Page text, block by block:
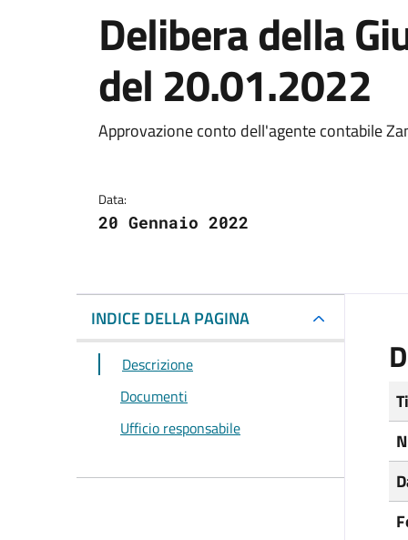
Delibera della
del 20.01.2022
Dettagli del
Approvazione conto dell'agente contabile
Data:
20 Gennaio 2022
INDICE DELLA PAGINA
Descrizione
Documenti
Ufficio responsabile